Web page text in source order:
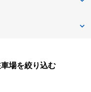
市鶴見区
郡忠岡町
場を絞り込む